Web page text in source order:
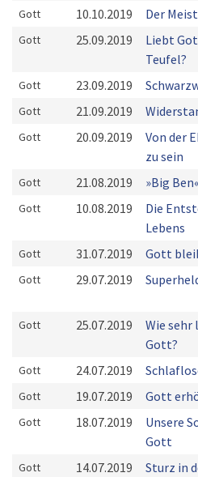
Gott 10.10.2019 Der
Gott 25.09.2019
Liebt
Teufel?
Gott 23.09.2019
Gott 21.09.2019
Gott 20.09.2019
Von der
zu sein
Gott 21.08.2019 »Big
Gott 10.08.2019
Die
Lebens
Gott 31.07.2019 Gott
Gott 29.07.2019
Gott 25.07.2019
Wie sehr
Gott?
Gott 24.07.2019
Gott 19.07.2019 Gott
Gott 18.07.2019
Unsere
Gott
Gott 14.07.2019 Sturz in